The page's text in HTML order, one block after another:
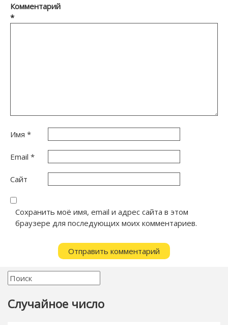
Комментарий
*
Имя *
Email *
Сайт
Сохранить моё имя, email и адрес сайта в этом
браузере для последующих моих комментариев.
Случайное число